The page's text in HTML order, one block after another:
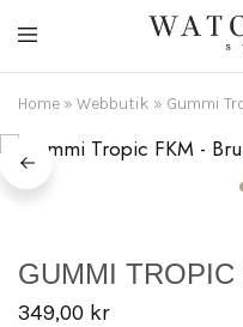
straps
and
watch
accessories
Home » Webbutik » Gummi
GUMMI
349,00 kr